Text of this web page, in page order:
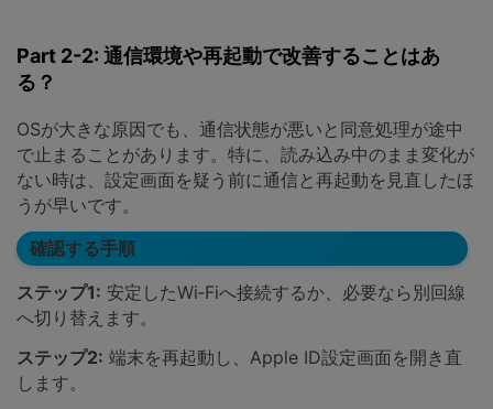
Part 2-2: 通信環境や再起動で改善することはあ
る？
OSが大きな原因でも、通信状態が悪いと同意処理が途中
で止まることがあります。特に、読み込み中のまま変化が
ない時は、設定画面を疑う前に通信と再起動を見直したほ
うが早いです。
確認する手順
ステップ1: 安定したWi‑Fiへ接続するか、必要なら別回線
へ切り替えます。
ステップ2: 端末を再起動し、Apple ID設定画面を開き直
します。